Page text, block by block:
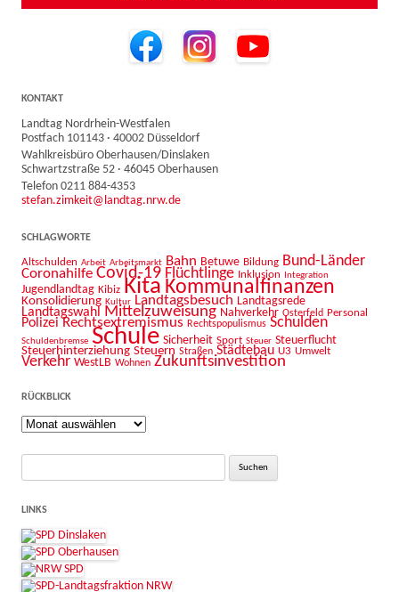
KONTAKT
Landtag Nordrhein-Westfalen
Postfach 101143 · 40002 Düsseldorf
Wahlkreisbüro Oberhausen/Dinslaken
Schwartzstraße 52 · 46045 Oberhausen
Telefon 0211 884-4353
stefan.zimkeit@landtag.nrw.de
SCHLAGWORTE
Altschulden Arbeit Arbeitsmarkt Bahn Betuwe Bildung Bund-Länder
Coronahilfe Covid-19 Flüchtlinge Inklusion Integration
Jugendlandtag Kibiz Kita Kommunalfinanzen
Konsolidierung Kultur Landtagsbesuch Landtagsrede
Landtagswahl Mittelzuweisung Nahverkehr Osterfeld Personal
Polizei Rechtsextremismus Rechtspopulismus Schulden
Schuldenbremse Schule Sicherheit Sport Steuer Steuerflucht
Steuerhinterziehung Steuern Straßen Städtebau U3 Umwelt
Verkehr WestLB Wohnen Zukunftsinvestition
RÜCKBLICK
Rückblick
Suche
LINKS